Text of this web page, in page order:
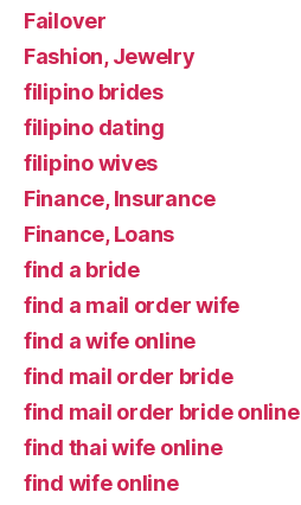
Failover
Fashion, Jewelry
filipino brides
filipino dating
filipino wives
Finance, Insurance
Finance, Loans
find a bride
find a mail order wife
find a wife online
find mail order bride
find mail order bride online
find thai wife online
find wife online